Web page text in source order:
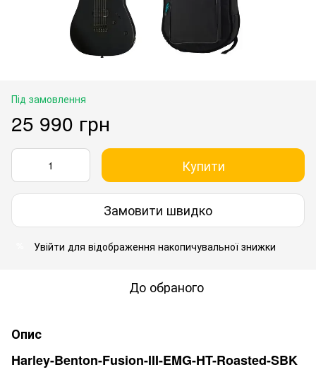
Під замовлення
25 990 грн
Купити
Замовити швидко
Увійти для відображення накопичувальної знижки
До обраного
Опис
Harley-Benton-Fusion-III-EMG-HT-Roasted-SBK